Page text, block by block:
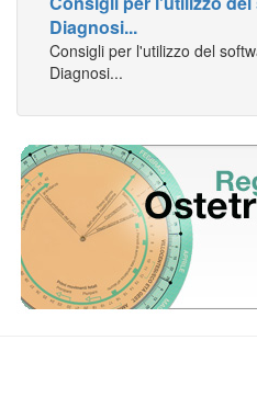
Diagnosi...
Consigli per l'utilizzo del
Diagnosi...